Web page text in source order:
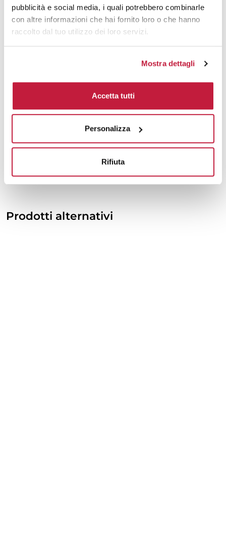
pubblicità e social media, i quali potrebbero combinarle
con altre informazioni che hai fornito loro o che hanno
raccolto dal tuo utilizzo dei loro servizi.
Mostra dettagli
Accetta tutti
Personalizza
Rifiuta
2000 € 8,53 € 8,93
€ 8,57
10000 € 8,01 € 8,28
Tecniche di stampa
Area di personalizzazione
Domande e risposte
Prodotti alternativi